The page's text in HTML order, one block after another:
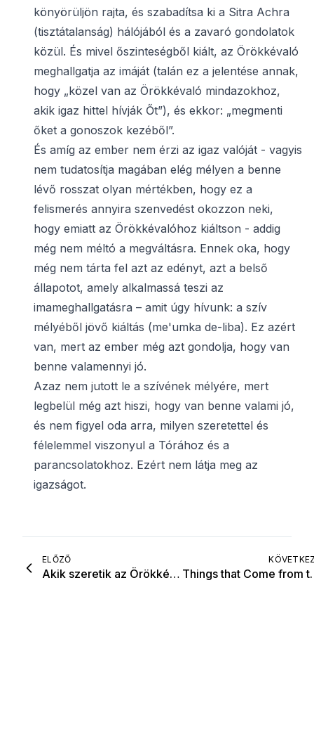
könyörüljön rajta, és szabadítsa ki a Sitra Achra
(tisztátalanság) hálójából és a zavaró gondolatok
közül. És mivel őszinteségből kiált, az Örökkévaló
meghallgatja az imáját (talán ez a jelentése annak,
hogy „közel van az Örökkévaló mindazokhoz,
akik igaz hittel hívják Őt”), és ekkor: „megmenti
őket a gonoszok kezéből”.
És amíg az ember nem érzi az igaz valóját - vagyis
nem tudatosítja magában elég mélyen a benne
lévő rosszat olyan mértékben, hogy ez a
felismerés annyira szenvedést okozzon neki,
hogy emiatt az Örökkévalóhoz kiáltson - addig
még nem méltó a megváltásra. Ennek oka, hogy
még nem tárta fel azt az edényt, azt a belső
állapotot, amely alkalmassá teszi az
imameghallgatásra – amit úgy hívunk: a szív
mélyéből jövő kiáltás (me'umka de-liba). Ez azért
van, mert az ember még azt gondolja, hogy van
benne valamennyi jó.
Azaz nem jutott le a szívének mélyére, mert
legbelül még azt hiszi, hogy van benne valami jó,
és nem figyel oda arra, milyen szeretettel és
félelemmel viszonyul a Tórához és a
parancsolatokhoz. Ezért nem látja meg az
igazságot.
ELŐZŐ
Akik szeretik az Örökkévalót, gyűlölik a rosszat Things